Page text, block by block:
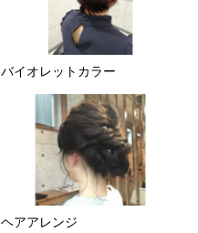
バイオレットカラー
ヘアアレンジ